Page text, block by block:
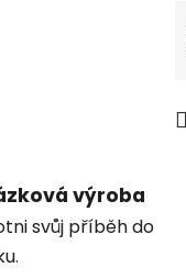
výroba
svůj příběh do